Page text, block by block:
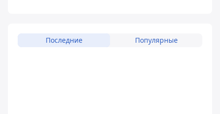
Последние Популярные